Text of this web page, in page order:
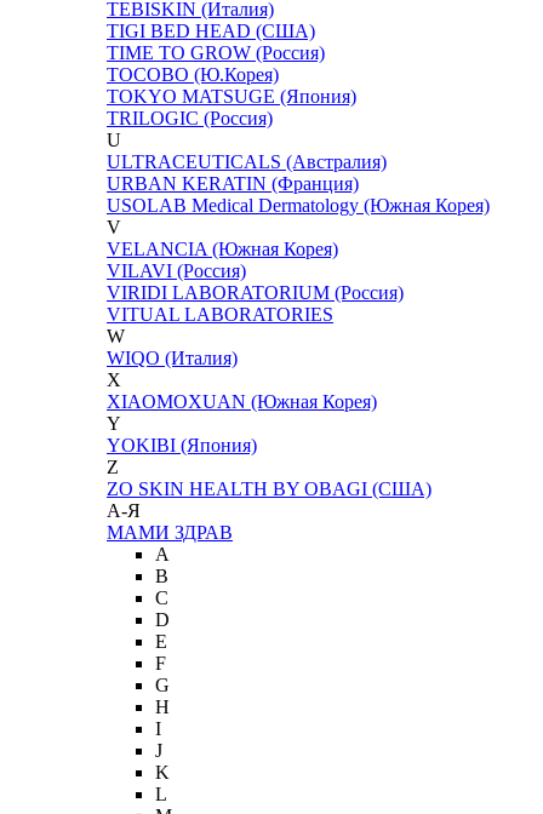
TEBISKIN (Италия)
TIGI BED HEAD (США)
TIME TO GROW (Россия)
TOCOBO (Ю.Корея)
TOKYO MATSUGE (Япония)
TRILOGIC (Россия)
U
ULTRACEUTICALS (Австралия)
URBAN KERATIN (Франция)
USOLAB Medical Dermatology (Южная Корея)
V
VELANCIA (Южная Корея)
VILAVI (Россия)
VIRIDI LABORATORIUM (Россия)
VITUAL LABORATORIES
W
WIQO (Италия)
X
XIAOMOXUAN (Южная Корея)
Y
YOKIBI (Япония)
Z
ZO SKIN HEALTH BY OBAGI (США)
А-Я
МАМИ ЗДРАВ
A
B
C
D
E
F
G
H
I
J
K
L